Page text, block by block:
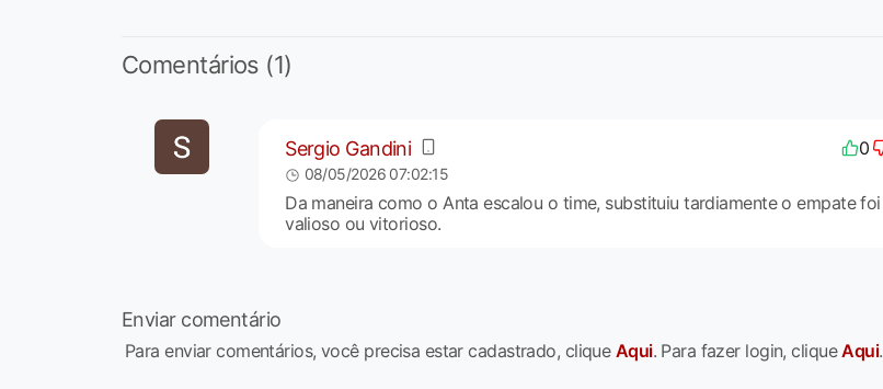
Comentários (1)
Sergio Gandini 0
08/05/2026 07:02:15
Da maneira como o Anta escalou o time, substituiu tardiamente o empate foi
valioso ou vitorioso.
Enviar comentário
Para enviar comentários, você precisa estar cadastrado, clique Aqui. Para fazer login, cliqueAqui.